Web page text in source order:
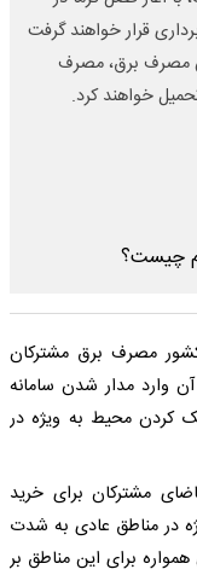
قرار خواهند گرفت
مصرف برق، مصرف
خواهند کرد.
مصرف برق مشترکان
وارد مدار شدن سامانه
کردن محیط به ویژه در
مشترکان برای خرید
در مناطق عادی به شدت
برای این مناطق بر